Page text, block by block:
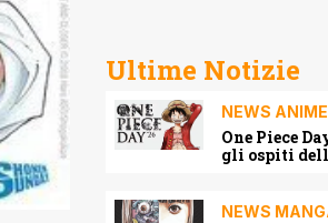
Ultime Notizie
NEWS ANIME
One Piece
gli ospiti
NEWS